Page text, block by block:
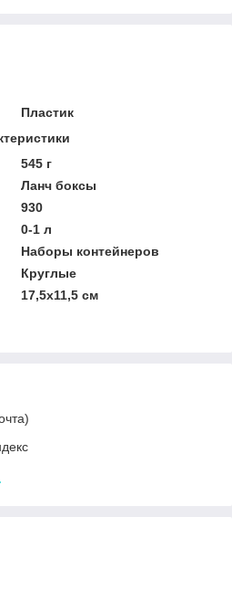
Пластик
545 г
Ланч боксы
930
0-1 л
Наборы контейнеров
Круглые
17,5х11,5 см